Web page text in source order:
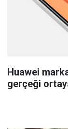
Huawei
gerçeği